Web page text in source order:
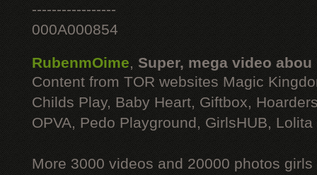
-----------------
000A000854
RubenmOime, Super, mega video abou
Content from TOR websites Magic
Childs Play, Baby Heart, Giftbox,
OPVA, Pedo Playground, GirlsHUB, Lolita
More 3000 videos and 20000 photos